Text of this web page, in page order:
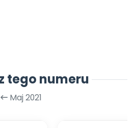
tego numeru
Maj 2021